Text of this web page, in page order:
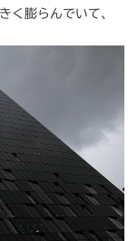
く膨らんでいて、